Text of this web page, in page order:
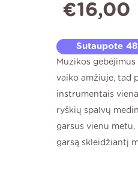
€16,00
Sutaupote
Muzikos
vaiko amžiuje, tad
instrumentais
ryškių spalvų
garsus vienu
garsą skleidžiantį